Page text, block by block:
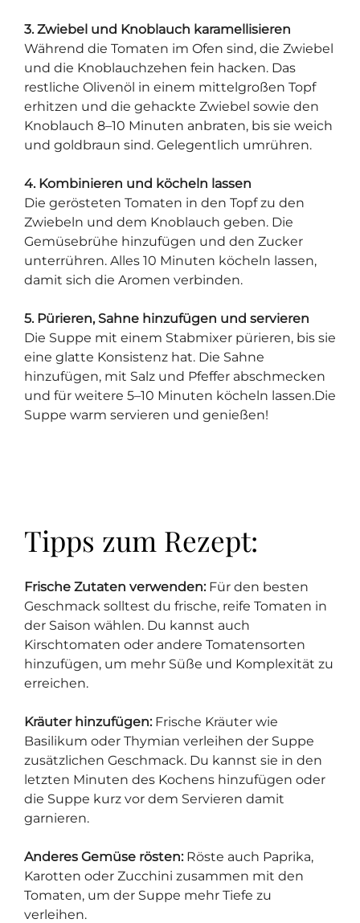
3. Zwiebel und Knoblauch karamellisieren
Während die Tomaten im Ofen sind, die Zwiebel
und die Knoblauchzehen fein hacken. Das
restliche Olivenöl in einem mittelgroßen Topf
erhitzen und die gehackte Zwiebel sowie den
Knoblauch 8–10 Minuten anbraten, bis sie weich
und goldbraun sind. Gelegentlich umrühren.
4. Kombinieren und köcheln lassen
Die gerösteten Tomaten in den Topf zu den
Zwiebeln und dem Knoblauch geben. Die
Gemüsebrühe hinzufügen und den Zucker
unterrühren. Alles 10 Minuten köcheln lassen,
damit sich die Aromen verbinden.
5. Pürieren, Sahne hinzufügen und servieren
Die Suppe mit einem Stabmixer pürieren, bis sie
eine glatte Konsistenz hat. Die Sahne
hinzufügen, mit Salz und Pfeffer abschmecken
und für weitere 5–10 Minuten köcheln lassen.Die
Suppe warm servieren und genießen!
Tipps zum Rezept:
Frische Zutaten verwenden:Für den besten
Geschmack solltest du frische, reife Tomaten in
der Saison wählen. Du kannst auch
Kirschtomaten oder andere Tomatensorten
hinzufügen, um mehr Süße und Komplexität zu
erreichen.
Kräuter hinzufügen:Frische Kräuter wie
Basilikum oder Thymian verleihen der Suppe
zusätzlichen Geschmack. Du kannst sie in den
letzten Minuten des Kochens hinzufügen oder
die Suppe kurz vor dem Servieren damit
garnieren.
Anderes Gemüse rösten:Röste auch Paprika,
Karotten oder Zucchini zusammen mit den
Tomaten, um der Suppe mehr Tiefe zu
verleihen.